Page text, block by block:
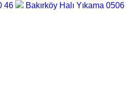
46 Bakırköy Halı Yıkama